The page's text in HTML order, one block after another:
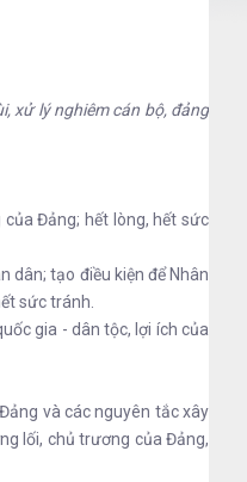
xử lý nghiêm cán bộ, đảng
Đảng; hết lòng, hết sức
dân; tạo điều kiện để Nhân
sức tránh.
gia - dân tộc, lợi ích của
và các nguyên tắc xây
lối, chủ trương của Đảng,